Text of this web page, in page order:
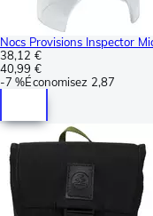
Nocs Provisions Inspector
38,12 €
40,99 €
-7 %Économisez 2,87